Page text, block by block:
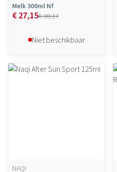
Melk 300ml Nf
€ 30,17
€ 27,15
Niet beschikbaar
NAQI